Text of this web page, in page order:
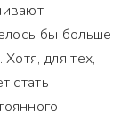
бы больше
для тех,
стать